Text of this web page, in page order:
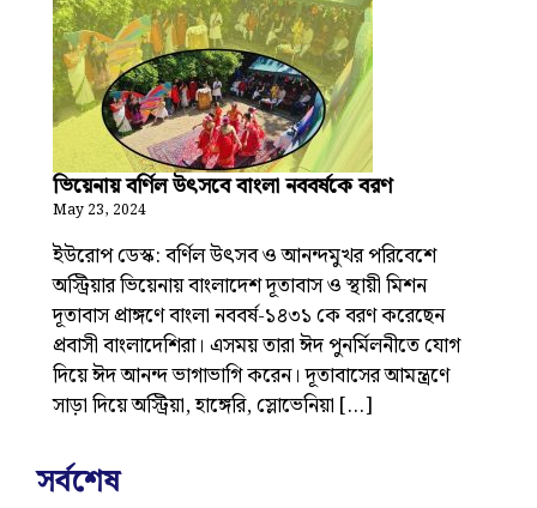
ভিয়েনায় বর্ণিল উৎসবে বাংলা নববর্ষকে বরণ
May 23, 2024
ইউরোপ ডেস্ক: বর্ণিল উৎসব ও আনন্দমুখর পরিবেশে
অস্ট্রিয়ার ভিয়েনায় বাংলাদেশ দূতাবাস ও স্থায়ী মিশন
দূতাবাস প্রাঙ্গণে বাংলা নববর্ষ-১৪৩১ কে বরণ করেছেন
প্রবাসী বাংলাদেশিরা। এসময় তারা ঈদ পুনর্মিলনীতে যোগ
দিয়ে ঈদ আনন্দ ভাগাভাগি করেন। দূতাবাসের আমন্ত্রণে
সাড়া দিয়ে অস্ট্রিয়া, হাঙ্গেরি, স্লোভেনিয়া […]
সর্বশেষ